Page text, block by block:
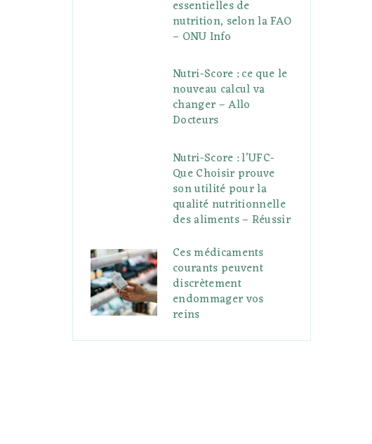
essentielles de
nutrition, selon la FAO
– ONU Info
Nutri-Score : ce que le
nouveau calcul va
changer – Allo
Docteurs
Nutri-Score : l’UFC-
Que Choisir prouve
son utilité pour la
qualité nutritionnelle
des aliments – Réussir
Ces médicaments
courants peuvent
discrètement
endommager vos
reins